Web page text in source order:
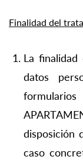
Finalidad del
La
datos
disposición
caso